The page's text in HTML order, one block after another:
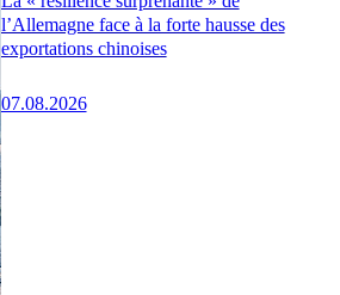
l’Allemagne face à la forte hausse des
exportations chinoises
07.08.2026